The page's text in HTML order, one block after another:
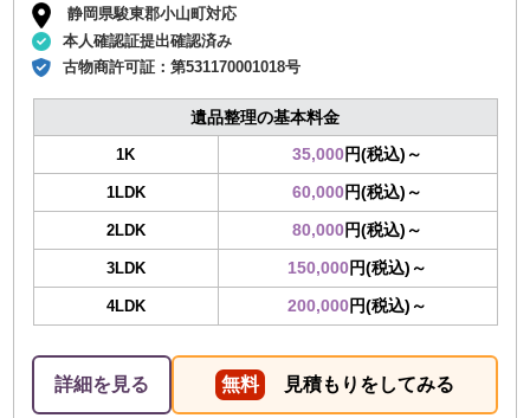
静岡県駿東郡小山町対応
本人確認証提出確認済み
古物商許可証：第531170001018号
遺品整理の基本料金
1K 35,000円(税込)～
1LDK 60,000円(税込)～
2LDK 80,000円(税込)～
3LDK 150,000円(税込)～
4LDK 200,000円(税込)～
詳細を見る 無料 見積もりをしてみる